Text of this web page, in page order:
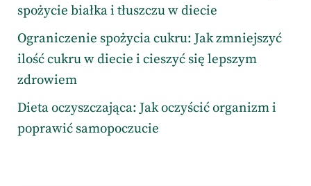
spożycie białka i tłuszczu w diecie
Ograniczenie spożycia cukru: Jak zmniejszyć
ilość cukru w diecie i cieszyć się lepszym
zdrowiem
Dieta oczyszczająca: Jak oczyścić organizm i
poprawić samopoczucie